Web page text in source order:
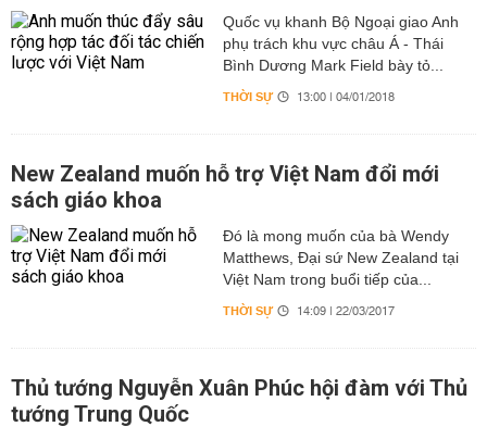
Quốc vụ khanh Bộ Ngoại giao Anh
phụ trách khu vực châu Á ​- Thái ​
Bình Dương Mark Field bày tỏ...
THỜI SỰ 13:00 | 04/01/2018
New Zealand muốn hỗ trợ Việt Nam đổi mới
sách giáo khoa
Đó là mong muốn của bà Wendy
Matthews, Đại sứ New Zealand tại
Việt Nam trong buổi tiếp của...
THỜI SỰ 14:09 | 22/03/2017
Thủ tướng Nguyễn Xuân Phúc hội đàm với Thủ
tướng Trung Quốc